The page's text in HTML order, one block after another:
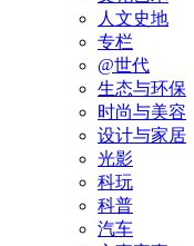
人文史地
专栏
@世代
生态与环保
时尚与美容
设计与家居
光影
科玩
科普
汽车